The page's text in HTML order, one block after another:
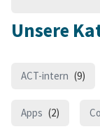
Unsere
ACT-intern (9)
Apps (2)